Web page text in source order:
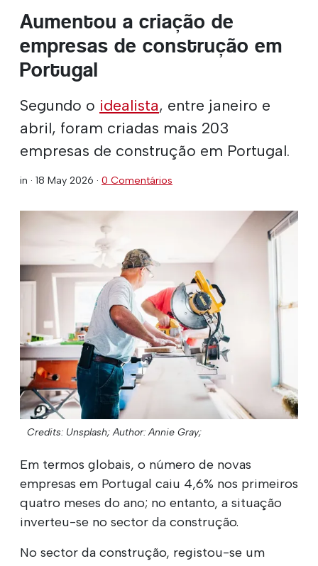
Aumentou a criação de
empresas de construção em
Portugal
Segundo o idealista, entre janeiro e
abril, foram criadas mais 203
empresas de construção em Portugal.
in · 18 May 2026 · 0 Comentários
Credits: Unsplash; Author: Annie Gray;
Em termos globais, o número de novas
empresas em Portugal caiu 4,6% nos primeiros
quatro meses do ano; no entanto, a situação
inverteu-se no sector da construção.
No sector da construção, registou-se um